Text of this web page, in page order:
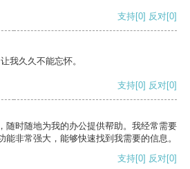
支持[0] 反对[0]
我久久不能忘怀。
支持[0] 反对[0]
随时随地为我的办公提供帮助。我经常需要
能非常强大，能够快速找到我需要的信息。
支持[0] 反对[0]